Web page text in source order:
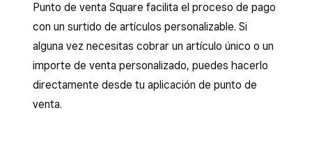
Punto de venta Square facilita el proceso de pago
con un surtido de artículos personalizable. Si
alguna vez necesitas cobrar un artículo único o un
importe de venta personalizado, puedes hacerlo
directamente desde tu aplicación de punto de
venta.